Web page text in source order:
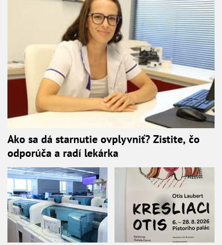
Ako sa dá starnutie ovplyvniť? Zistite, čo
odporúča a radí lekárka